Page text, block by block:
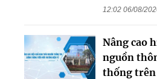
12:02 06/08/
Nâng cao
nguồn
thống